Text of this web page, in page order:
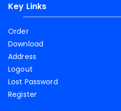
Key Links
Order
Download
Address
Logout
Lost Password
Register